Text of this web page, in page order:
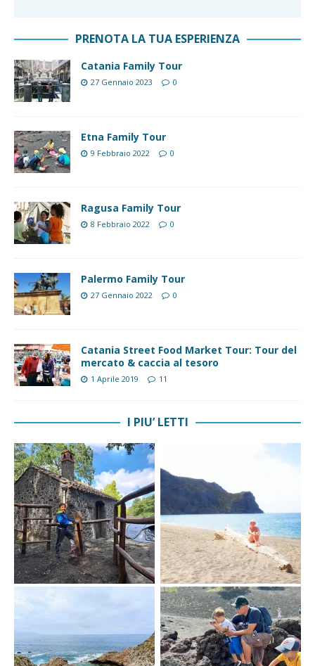
PRENOTA LA TUA ESPERIENZA
Catania Family Tour
27 Gennaio 2023 0
Etna Family Tour
9 Febbraio 2022 0
Ragusa Family Tour
8 Febbraio 2022 0
Palermo Family Tour
27 Gennaio 2022 0
Catania Street Food Market Tour: Tour del
mercato & caccia al tesoro
1 Aprile 2019 11
I PIU’ LETTI